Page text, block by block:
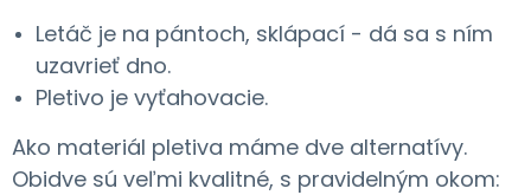
Letáč je na pántoch, sklápací - dá sa s ním
uzavrieť dno.
Pletivo je vyťahovacie.
Ako materiál pletiva máme dve alternatívy.
Obidve sú veľmi kvalitné, s pravidelným okom: